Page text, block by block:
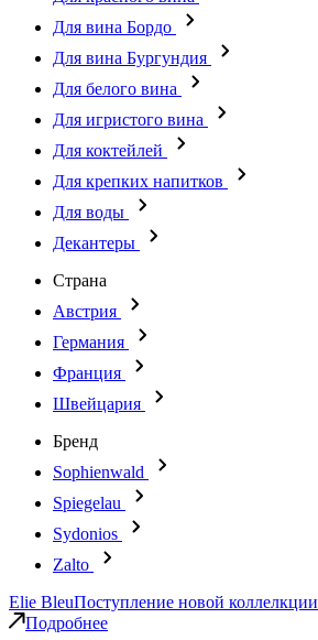
Для вина Бордо
Для вина Бургундия
Для белого вина
Для игристого вина
Для коктейлей
Для крепких напитков
Для воды
Декантеры
Страна
Австрия
Германия
Франция
Швейцария
Бренд
Sophienwald
Spiegelau
Sydonios
Zalto
Elie BleuПоступление новой коллелкции
Подробнее